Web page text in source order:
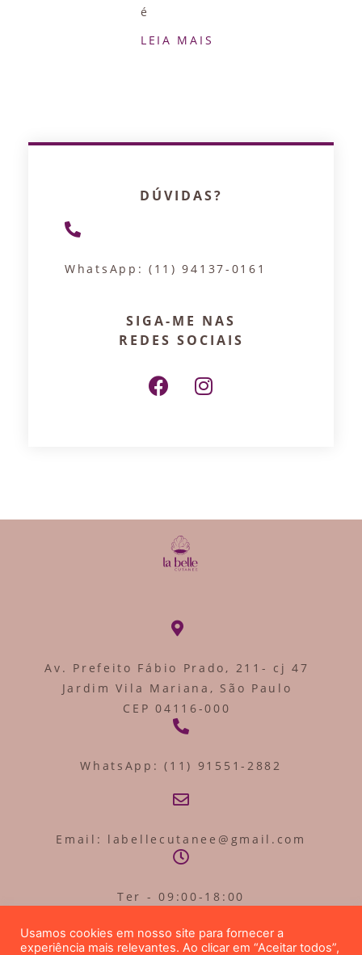
é
LEIA MAIS
DÚVIDAS?
WhatsApp: (11) 94137-0161
SIGA-ME NAS
REDES SOCIAIS
Av. Prefeito Fábio Prado, 211- cj 47
Jardim Vila Mariana, São Paulo
CEP 04116-000
WhatsApp: (11) 91551-2882
Email: labellecutanee@gmail.com
Ter - 09:00-18:00
Sex - 09:00 - 18:00
Usamos cookies em nosso site para fornecer a
experiência mais relevantes. Ao clicar em “Aceitar todos”,